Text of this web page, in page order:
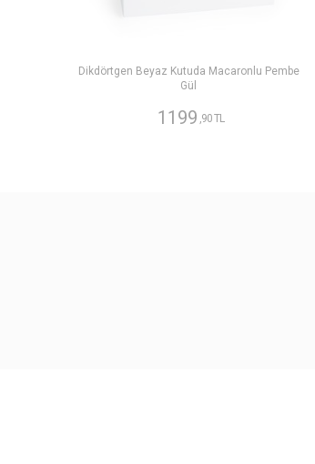
Dikdörtgen Beyaz Kutuda Macaronlu Pembe
Gül
1199 ,90 TL